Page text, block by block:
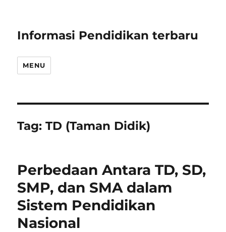
Informasi Pendidikan terbaru
MENU
Tag:TD (Taman Didik)
Perbedaan Antara TD, SD,
SMP, dan SMA dalam
Sistem Pendidikan
Nasional